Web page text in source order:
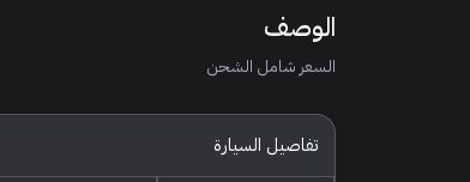
الوصف
السعر شامل الشحن
تفاصيل السيارة